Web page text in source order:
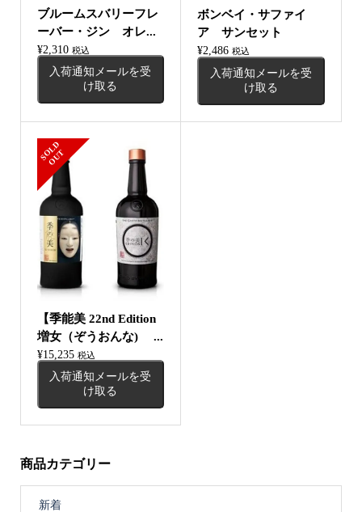
ブルームスバリーフレ
ーバー・ジン オレ...
¥2,310 税込
入荷通知メールを受
け取る
ボンベイ・サファイ
ア サンセット
¥2,486 税込
入荷通知メールを受
け取る
S
O
L
D
O
U
T
【季能美 22nd Edition
増女（ぞうおんな) ...
¥15,235 税込
入荷通知メールを受
け取る
商品カテゴリー
新着